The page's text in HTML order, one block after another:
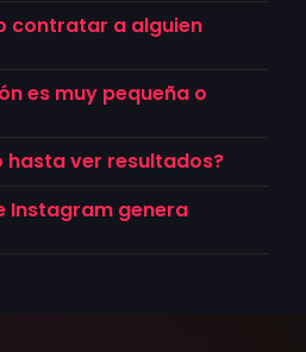
contratar a alguien
es muy pequeña o
hasta ver resultados?
Instagram genera